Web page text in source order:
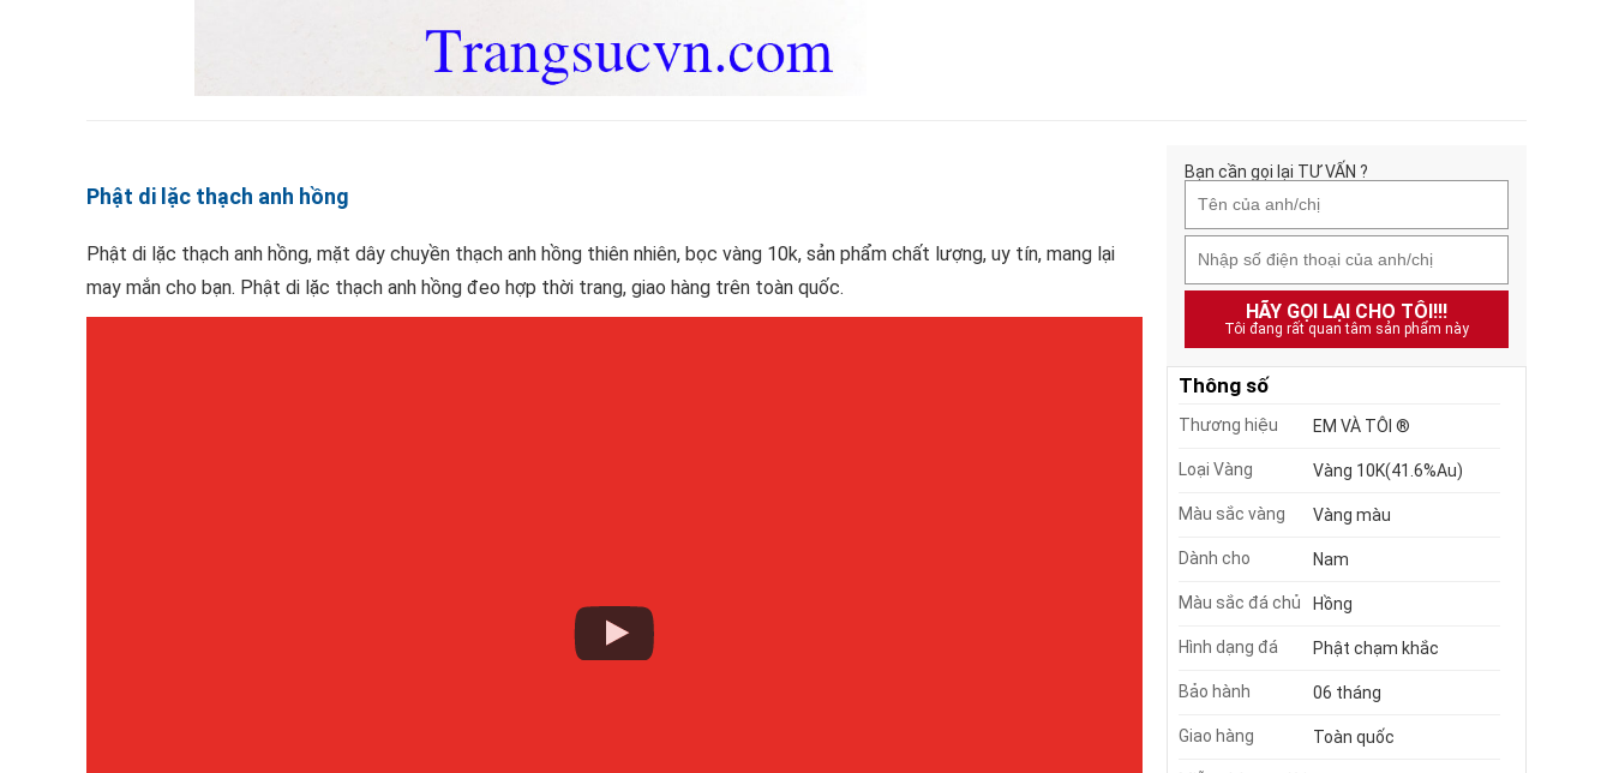
Phật di lặc thạch anh hồng
Phật di lặc thạch anh hồng, mặt dây chuyền thạch anh hồng thiên nhiên, bọc vàng 10k, sản phẩm chất lượng, uy tín, mang lại
may mắn cho bạn. Phật di lặc thạch anh hồng đeo hợp thời trang, giao hàng trên toàn quốc.
Bạn cần gọi lại TƯ VẤN ?
HÃY GỌI LẠI CHO TÔI!!!
Tôi đang rất quan tâm sản phẩm này
Thông số
Thương hiệu EM VÀ TÔI ®
Loại Vàng Vàng 10K(41.6%Au)
Màu sắc vàng Vàng màu
Dành cho Nam
Màu sắc đá chủ Hồng
Hình dạng đá Phật chạm khắc
Bảo hành 06 tháng
Giao hàng Toàn quốc